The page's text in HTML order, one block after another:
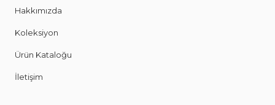
Hakkımızda
Koleksiyon
Ürün Kataloğu
İletişim